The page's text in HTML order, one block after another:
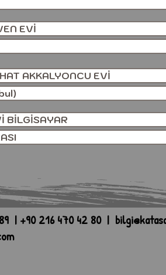
EVİ
AKKALYONCU EVİ
| +90 216 470 42 80 |